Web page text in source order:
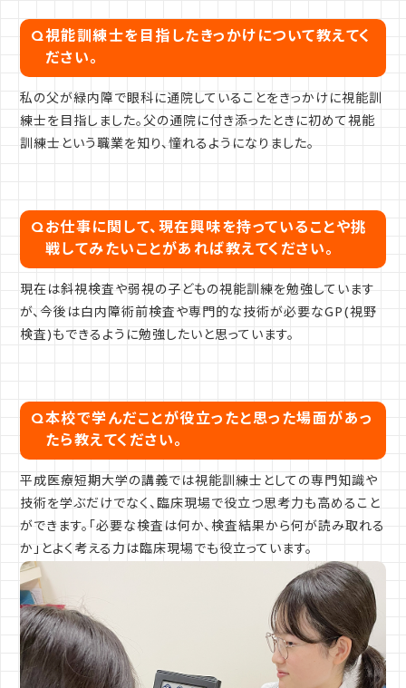
Q視能訓練士を目指したきっかけについて教えてく
ださい。
私の父が緑内障で眼科に通院していることをきっかけに視能訓
練士を目指しました。父の通院に付き添ったときに初めて視能
訓練士という職業を知り、憧れるようになりました。
Qお仕事に関して、現在興味を持っていることや挑
戦してみたいことがあれば教えてください。
現在は斜視検査や弱視の子どもの視能訓練を勉強しています
が、今後は白内障術前検査や専門的な技術が必要なGP(視野
検査)もできるように勉強したいと思っています。
Q本校で学んだことが役立ったと思った場面があっ
たら教えてください。
平成医療短期大学の講義では視能訓練士としての専門知識や
技術を学ぶだけでなく、臨床現場で役立つ思考力も高めること
ができます。「必要な検査は何か、検査結果から何が読み取れる
か」とよく考える力は臨床現場でも役立っています。